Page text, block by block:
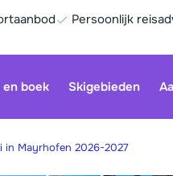
Persoonlijk
en boek Skigebieden
in Mayrhofen 2026-2027